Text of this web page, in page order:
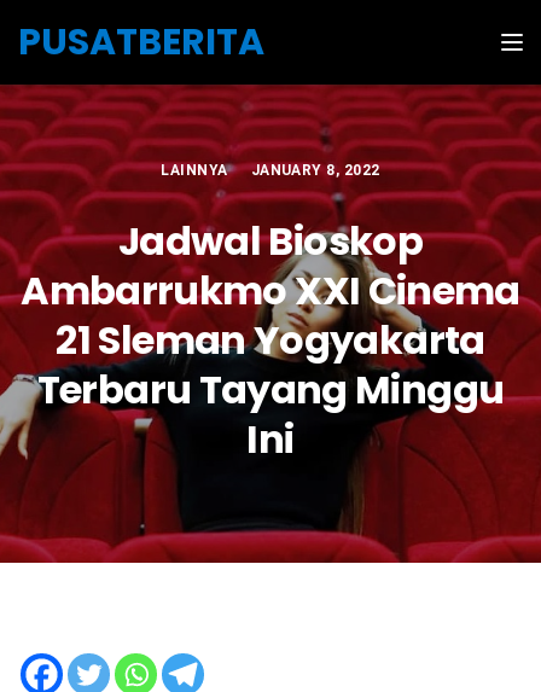
PUSATBERITA
LAINNYA JANUARY 8, 2022
Jadwal Bioskop
Ambarrukmo XXI Cinema
21 Sleman Yogyakarta
Terbaru Tayang Minggu
Ini